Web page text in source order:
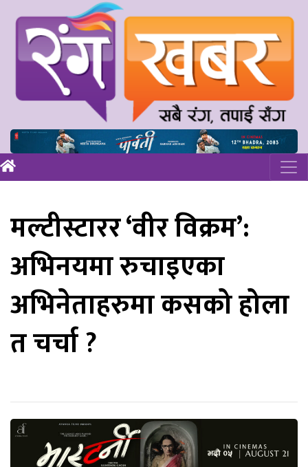
मल्टीस्टारर ‘वीर विक्रम’:
अभिनयमा रुचाइएका
अभिनेताहरुमा कसको होला
त चर्चा ?